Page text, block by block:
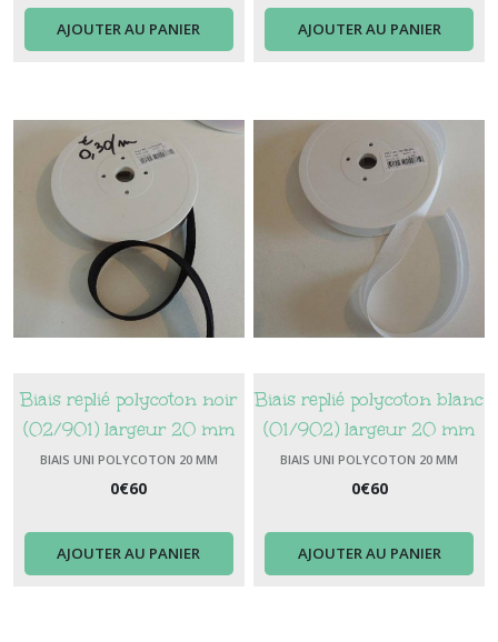
AJOUTER AU PANIER AJOUTER AU PANIER
Biais replié polycoton noir
(02/901) largeur 20 mm
BIAIS UNI POLYCOTON 20 MM
0€60
AJOUTER AU PANIER
Biais replié polycoton blanc
(01/902) largeur 20 mm
BIAIS UNI POLYCOTON 20 MM
0€60
AJOUTER AU PANIER